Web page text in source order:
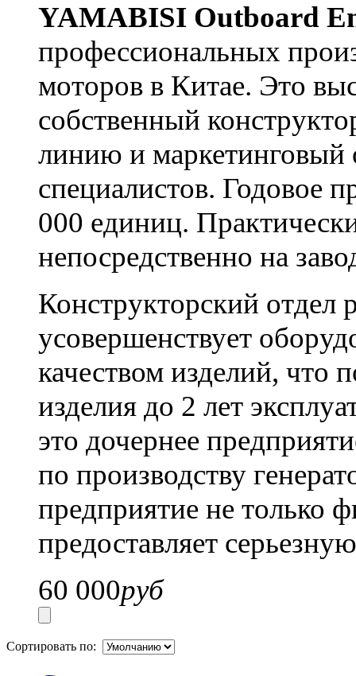
YAMABISI Outboard
профессиональных
моторов в Китае. Это
собственный
линию и маркетинговый
специалистов. Годовое
000 единиц.
непосредственно на
Конструкторский отдел
усовершенствует
качеством изделий, что
изделия до 2 лет
это дочернее
по производству
предприятие не только
предоставляет
60 000руб
Сортировать по: